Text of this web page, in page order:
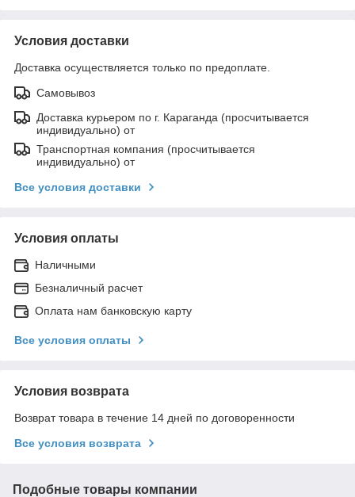
Условия доставки
Доставка осуществляется только по предоплате.
Самовывоз
Доставка курьером по г. Караганда (просчитывается
индивидуально) от
Транспортная компания (просчитывается
индивидуально) от
Все условия доставки
Условия оплаты
Наличными
Безналичный расчет
Оплата нам банковскую карту
Все условия оплаты
Условия возврата
Возврат товара в течение 14 дней по договоренности
Все условия возврата
Подобные товары компании